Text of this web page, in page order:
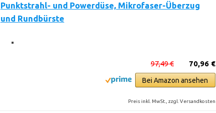
Punktstrahl- und Powerdüse, Mikrofaser-Überzug
und Rundbürste
70,96 €
97,49 €
Bei Amazon ansehen
Preis inkl. MwSt., zzgl. Versandkosten